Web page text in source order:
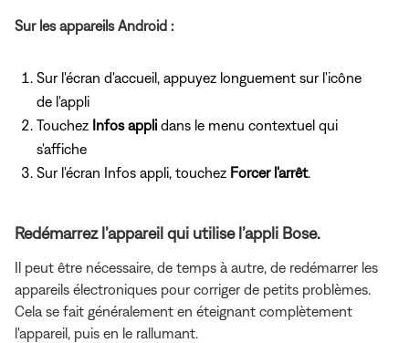
Sur les appareils Android :
Sur l'écran d'accueil, appuyez longuement sur l'icône
de l'appli
Touchez Infos applidans le menu contextuel qui
s'affiche
Sur l'écran Infos appli, touchez Forcer l'arrêt.
Redémarrez l’appareil qui utilise l’appli Bose.
Il peut être nécessaire, de temps à autre, de redémarrer les
appareils électroniques pour corriger de petits problèmes.
Cela se fait généralement en éteignant complètement
l'appareil, puis en le rallumant.